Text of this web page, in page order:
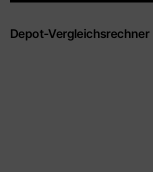
Depot-Vergleichsrechner